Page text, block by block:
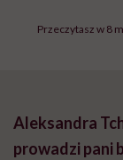
Przeczytasz w 8
Aleksandra
prowadzi pani